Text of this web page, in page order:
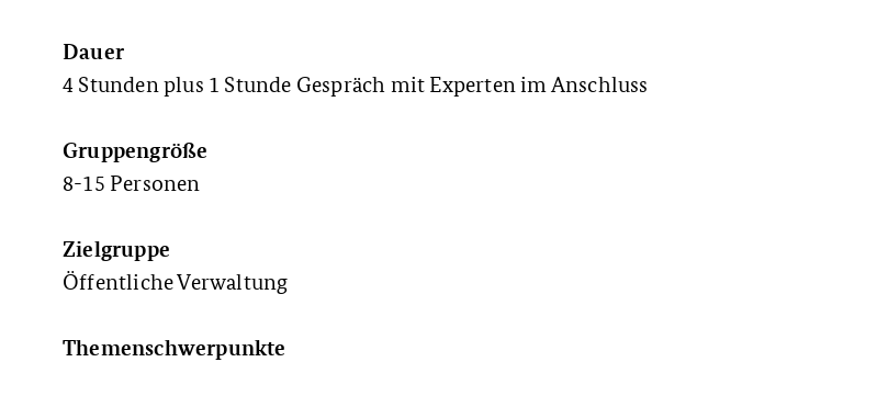
Dauer
4 Stunden plus 1 Stunde Gespräch mit Experten im Anschluss
Gruppengröße
8-15 Personen
Zielgruppe
Öffentliche Verwaltung
Themenschwerpunkte